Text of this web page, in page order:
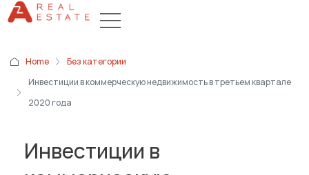
Home
Без категории
Инвестиции в коммерческую недвижимость в третьем квартале
2020 года
Инвестиции в